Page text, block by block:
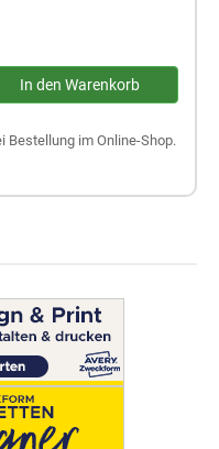
Bestellung im Online-Shop.